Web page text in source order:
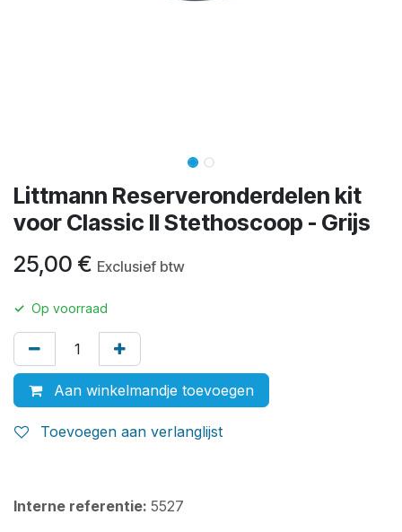
Littmann Reserveronderdelen kit
voor Classic II Stethoscoop - Grijs
25,00 € Exclusief btw
✓ Op voorraad
Aan winkelmandje toevoegen
Toevoegen aan verlanglijst
Interne referentie: 5527